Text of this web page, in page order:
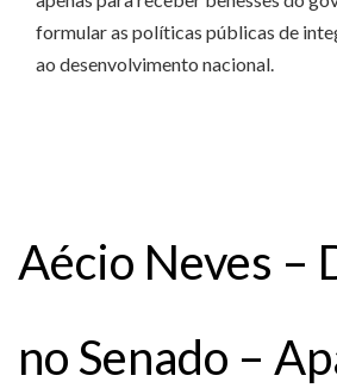
formular as políticas públicas de
ao desenvolvimento nacional.
Aécio Neves –
no Senado –